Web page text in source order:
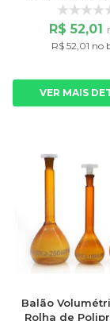
100ml
R$ 52,01
R$ 52,01 no
VER MAIS
Balão
Rolha de